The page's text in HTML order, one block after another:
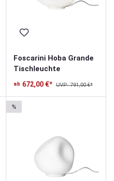
Foscarini Hoba Grande
Tischleuchte
ab 672,00 €* UVP: 791,00 €*
%